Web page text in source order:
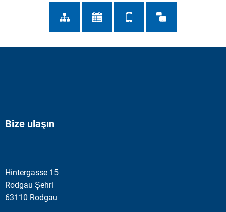
Bize ulaşın
Hintergasse 15
Rodgau Şehri
63110 Rodgau